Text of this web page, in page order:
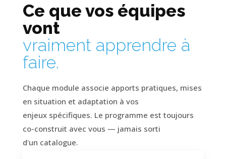
Ce que vos équipes
vont
vraiment apprendre à
faire.
Chaque module associe apports pratiques, mises
en situation et adaptation à vos
enjeux spécifiques. Le programme est toujours
co-construit avec vous — jamais sorti
d'un catalogue.